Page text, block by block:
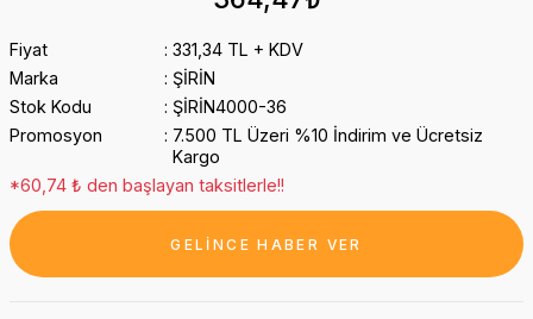
Fiyat
331,34 TL + KDV
Marka
ŞİRİN
Stok Kodu
ŞİRİN4000-36
Promosyon
7.500 TL Üzeri %10 İndirim ve Ücretsiz
Kargo
*60,74 ₺ den başlayan taksitlerle!!
GELİNCE HABER VER